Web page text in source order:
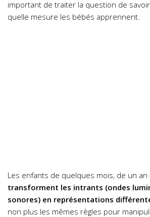
important de traiter la question de
quelle mesure les bébés apprennent.
Les enfants de quelques mois, de un
transforment les intrants (ondes
sonores) en représentations
non plus les mêmes règles pour